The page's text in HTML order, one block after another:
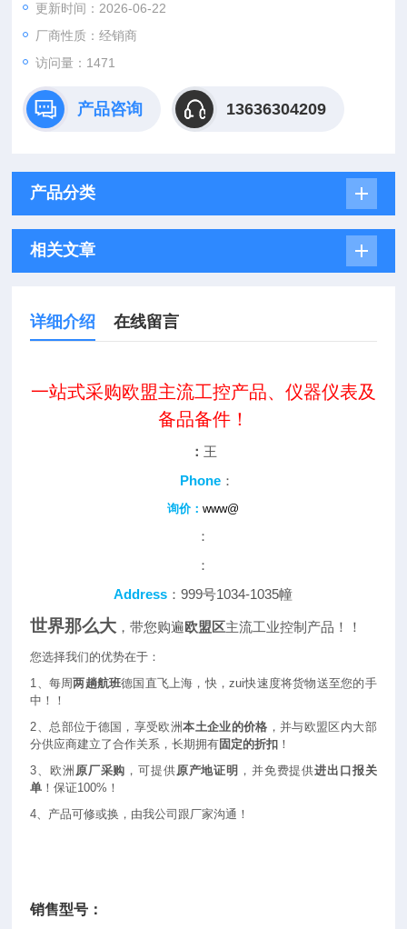
：www@
更新时间：2026-06-22
厂商性质：经销商
访问量：1471
产品咨询 13636304209
产品分类
相关文章
详细介绍 在线留言
一站式采购欧盟主流工控产品、仪器仪表及
备品备件！
： 王
Phone：
询价：www@
：
：
Address ：999号1034-1035幢
世界那么大 ，带您购遍欧盟区主流工业控制产品！！
您选择我们的优势在于：
1、每周两趟航班德国直飞上海，快，zui快速度将货物送至您的手
中！！
2、总部位于德国，享受欧洲本土企业的价格 ，并与欧盟区内大部
分供应商建立了合作关系，长期拥有固定的折扣 ！
3、欧洲 原厂采购 ，可提供原产地证明 ，并免费提供进出口报关
单 ！保证100%！
4、产品可修或换，由我公司跟厂家沟通！
销售型号：